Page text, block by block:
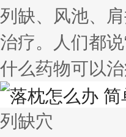
列缺、风池、
治疗。人们都
什么药物可以治
列缺穴